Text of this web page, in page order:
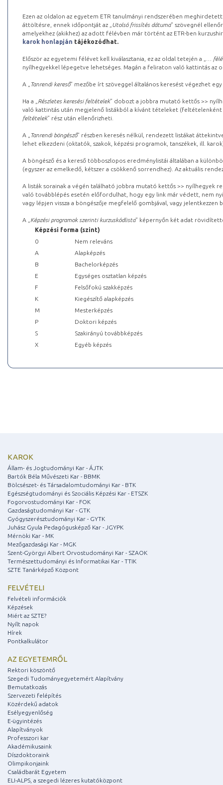
Ezen az oldalon az egyetem ETR tanulmányi rendszerében
áttöltésre, ennek időpontját az „ Utolsó frissítés dátuma” szövegnél
amelyekhez (akikhez) az adott félévben már történt az ETR-ben
karok honlapján tájékozódhat.
Először az egyetemi félévet kell kiválasztania, ez az oldal tetején a „
…
nyílhegyekkel lépegetve lehetséges. Magán a feliraton való kattintás az
A „ Tanrendi kereső” mezőbe írt szöveggel általános keresést végezhet
Ha a „ Részletes keresési feltételek” dobozt a jobbra mutató kettős >>
való kattintás után megjelenő listákból a kívánt tételeket (feltételenként
feltételek” rész után ellenőrizheti.
A „ Tanrendi böngésző” részben keresés nélkül, rendezett listákat
lehet elkezdeni (oktatók, szakok, képzési programok, tanszékek, ill.
A böngésző és a kereső többoszlopos eredménylistái általában a
(egyszer az emelkedő, kétszer a csökkenő sorrendhez). Az aktuális
A listák sorainak a végén található jobbra mutató kettős >> nyílhegyek
való továbblépés esetén előfordulhat, hogy egy link már védett, nem
vagy lépjen vissza a böngészője megfelelő gombjával, vagy
A „ Képzési programok szerinti kurzuskódlista” képernyőn két adat
Képzési forma (szint)
0
Nem releváns
A
Alapképzés
B
Bachelorképzés
E
Egységes osztatlan képzés
F
Felsőfokú szakképzés
K
Kiegészítő alapképzés
M
Mesterképzés
P
Doktori képzés
S
Szakirányú továbbképzés
X
Egyéb képzés
KAROK
Állam- és Jogtudományi Kar - ÁJTK
Bartók Béla Művészeti Kar - BBMK
Bölcsészet- és Társadalomtudományi Kar - BTK
Egészségtudományi és Szociális Képzési Kar - ETSZK
Fogorvostudományi Kar - FOK
Gazdaságtudományi Kar - GTK
Gyógyszerésztudományi Kar - GYTK
Juhász Gyula Pedagógusképző Kar - JGYPK
Mérnöki Kar - MK
Mezőgazdasági Kar - MGK
Szent-Györgyi Albert Orvostudományi Kar - SZAOK
Természettudományi és Informatikai Kar - TTIK
SZTE Tanárképző Központ
FELVÉTELI
Felvételi információk
Képzések
Miért az SZTE?
Nyílt napok
Hírek
Pontkalkulátor
AZ EGYETEMRŐL
Rektori köszöntő
Szegedi Tudományegyetemért Alapítvány
Bemutatkozás
Szervezeti felépítés
Közérdekű adatok
Esélyegyenlőség
E-ügyintézés
Alapítványok
Professzori kar
Akadémikusaink
Díszdoktoraink
Olimpikonjaink
Családbarát Egyetem
ELI-ALPS, a szegedi lézeres kutatóközpont